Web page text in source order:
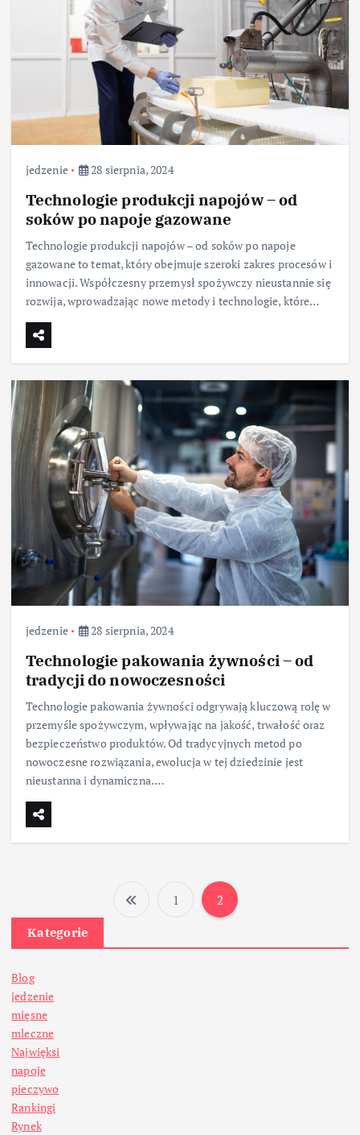
jedzenie 28 sierpnia, 2024
Technologie produkcji napojów – od
soków po napoje gazowane
Technologie produkcji napojów – od soków po napoje
gazowane to temat, który obejmuje szeroki zakres procesów i
innowacji. Współczesny przemysł spożywczy nieustannie się
rozwija, wprowadzając nowe metody i technologie, które…
jedzenie 28 sierpnia, 2024
Technologie pakowania żywności – od
tradycji do nowoczesności
Technologie pakowania żywności odgrywają kluczową rolę w
przemyśle spożywczym, wpływając na jakość, trwałość oraz
bezpieczeństwo produktów. Od tradycyjnych metod po
nowoczesne rozwiązania, ewolucja w tej dziedzinie jest
nieustanna i dynamiczna.…
S
t
1 2
Kategorie
Blog
jedzenie
mięsne
mleczne
Najwięksi
napoje
pieczywo
Rankingi
Rynek